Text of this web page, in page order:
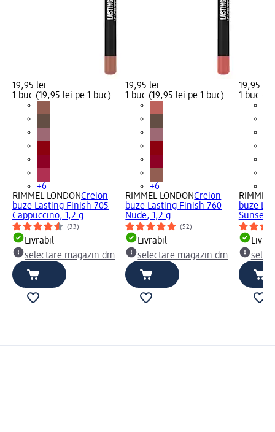
19,95 lei
1 buc (19,95 lei pe 1 buc)
+6
RIMMEL LONDONCreion
buze Lasting Finish 705
Cappuccino, 1,2 g
(33)
Livrabil
selectare magazin dm
19,95 lei
1 buc (19,95 lei pe 1 buc)
+6
RIMMEL LONDONCreion
buze Lasting Finish 760
Nude, 1,2 g
(52)
Livrabil
selectare magazin dm
19,95 lei
1 buc
RIMMEL
buze
Sunset